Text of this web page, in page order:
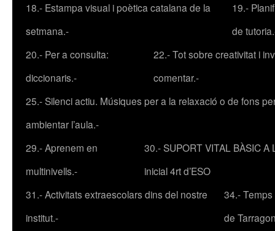
18.- Estampa visual i poètica catalana de la
setmana.-
19.-
de
20.- Per a consulta:
diccionaris.-
22.- Tot sobre creativitat i
comentar.-
25.- Silenci actiu. Músiques per a la relaxació o de fons
ambientar l’aula.-
29.- Aprenem en
multinivells.-
30.- SUPORT VITAL BÀSIC A
inicial 4rt d’ESO
31.- Activitats extraescolars dins del nostre
institut.-
34.- Temps
de